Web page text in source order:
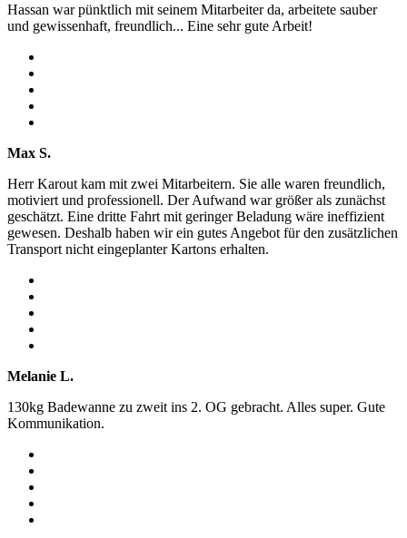
Hassan war pünktlich mit seinem Mitarbeiter da, arbeitete sauber
und gewissenhaft, freundlich... Eine sehr gute Arbeit!
Max S.
Herr Karout kam mit zwei Mitarbeitern. Sie alle waren freundlich,
motiviert und professionell. Der Aufwand war größer als zunächst
geschätzt. Eine dritte Fahrt mit geringer Beladung wäre ineffizient
gewesen. Deshalb haben wir ein gutes Angebot für den zusätzlichen
Transport nicht eingeplanter Kartons erhalten.
Melanie L.
130kg Badewanne zu zweit ins 2. OG gebracht. Alles super. Gute
Kommunikation.